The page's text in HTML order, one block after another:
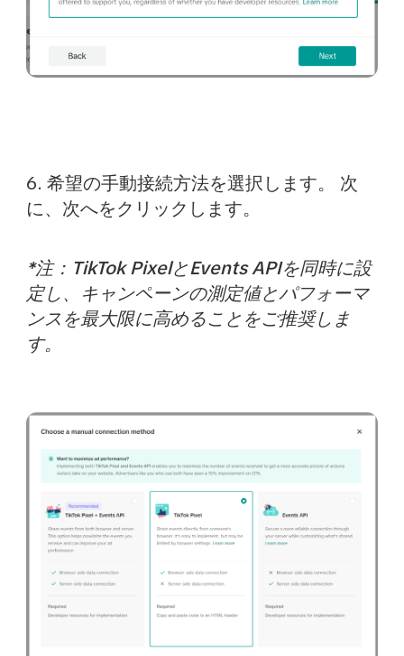
6. 希望の手動接続方法を選択します。 次
に、 次へをクリックします。
*注：TikTok PixelとEvents APIを同時に設
定し、キャンペーンの測定値とパフォーマ
ンスを最大限に高めることをご推奨しま
す。